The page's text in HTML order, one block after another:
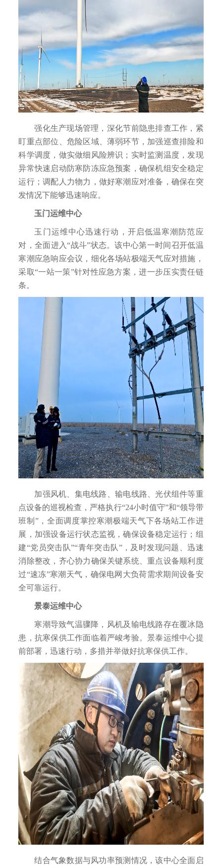
强化生产现场管理，深化节前隐患排查工作，紧
盯重点部位、危险区域、薄弱环节，加强巡查排险和
科学调度，做实做细风险辨识；实时监测温度，发现
异常快速启动防寒防冻应急预案，确保机组安全稳定
运行；调配人力物力，做好寒潮应对准备，确保在突
发情况下能够迅速响应。
玉门运维中心
玉门运维中心迅速行动，开启低温寒潮防范应
对，全面进入“战斗”状态。该中心第一时间召开低温
寒潮应急响应会议，细化各场站极端天气应对措施，
采取“一站一策”针对性应急方案，进一步压实责任链
条。
加强风机、集电线路、输电线路、光伏组件等重
点设备的巡视检查，严格执行“24小时值守”和“领导带
班制”，全面调度掌控寒潮极端天气下各场站工作进
展，加强设备运行状态监视，确保设备稳定运行；组
建“党员突击队”“青年突击队”，及时发现问题、迅速
消除整改，齐心协力确保关键系统、重点设备顺利度
过“速冻”寒潮天气，确保电网大负荷需求期间设备安
全可靠运行。
景泰运维中心
寒潮导致气温骤降，风机及输电线路存在覆冰隐
患，抗寒保供工作面临着严峻考验。景泰运维中心提
前部署，迅速行动，多措并举做好抗寒保供工作。
结合气象数据与风功率预测情况，该中心全面启